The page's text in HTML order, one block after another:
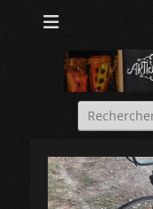
Rechercher :